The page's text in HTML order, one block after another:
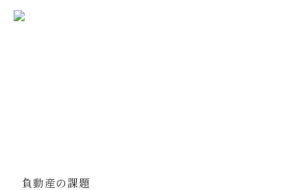
事業紹介
負動産の課題